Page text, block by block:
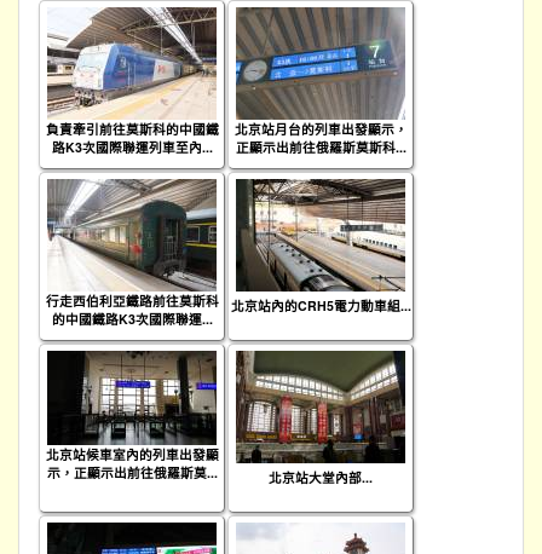
負責牽引前往莫斯科的中國鐵
路K3次國際聯運列車至內...
北京站月台的列車出發顯示，
正顯示出前往俄羅斯莫斯科...
行走西伯利亞鐵路前往莫斯科
的中國鐵路K3次國際聯運...
北京站內的CRH5電力動車組...
北京站候車室內的列車出發顯
示，正顯示出前往俄羅斯莫...
北京站大堂內部...